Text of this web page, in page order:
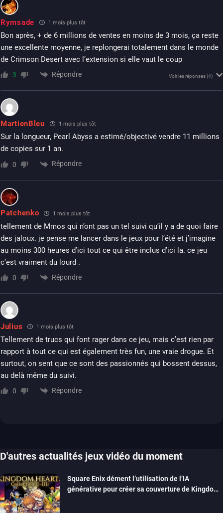
Rymsade 1 mois plus tôt
Bon après, + de 6 millions de ventes en moins de 3 mois, ça reste
une excellente moyenne, je replongerai totalement dans le monde
de Crimson Desert avec l’extension si elle vaut le coup
3 Répondre Voir les réponses(4)
MartienBleu 1 mois plus tôt
Sur la longueur, Pearl Abyss a estimé/objectivé vendre 11 millions
de copies sur 1 an.
0 Répondre
Patchenko 1 mois plus tôt
tellement de Mmos qui n’ont pas un tel suivi qu’il y a de quoi faire
des jaloux. je pense me lancer dans le jeux pour l’été et j’imagine
au moins 300 heures d’ici tout ce qui être inclus d’ici la. ce jeu
c’est vraiment du lourd .
0 Répondre
Julius 1 mois plus tôt
Tellement de trucs qui font rager dans ce jeu, mais c’est rien par
rapport à tout ce qui est également très fun, une vraie drogue. Et
surtout, on sent que ce sont des passionnés qui bossent dessus,
au delà même du suivi.
0 Répondre
D'autres actualités jeux vidéo du moment
Square Enix dément l’utilisation de l’IA
générative pour créer sa couverture de Kingdom